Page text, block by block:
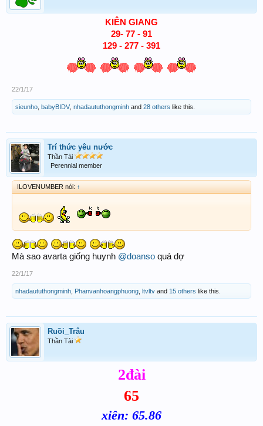
KIÊN GIANG
29- 77 - 91
129 - 277 - 391
22/1/17
sieunho babyBIDV nhadaututhongminh and 28 others like this.
Trí thức yêu nước
Thần Tài
Perennial member
ILOVENUMBER nói: ↑
Mà sao avarta giống huynh @doanso quá dợ
22/1/17
nhadaututhongminh Phanvanhoangphuong ltvltv and 15 others like this.
Ruồi_Trâu
Thần Tài
2đài
65
xiên: 65.86